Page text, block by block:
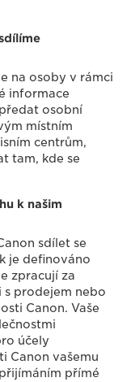
na osoby v rámci
informace
osobní
místním
centrům,
tam, kde se
k našim
sdílet se
je definováno
zpracují za
s prodejem nebo
Canon. Vaše
účely
Canon vašemu
přímé